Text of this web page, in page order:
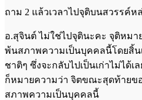
ถาม 2 แล้วเวลาไปจุติบนสวรรค์ห
อ.สุจินต์ ไม่ใช่ไปจุตินะคะ จุติหม
พ้นสภาพความเป็นบุคคลนี้โดยสิ้น
ชาติๆ ซึ่งจะกลับไปเป็นเก่าไม่ได้เ
ก็หมายความว่า จิตขณะสุดท้ายข
สภาพความเป็นบุคคลนี้